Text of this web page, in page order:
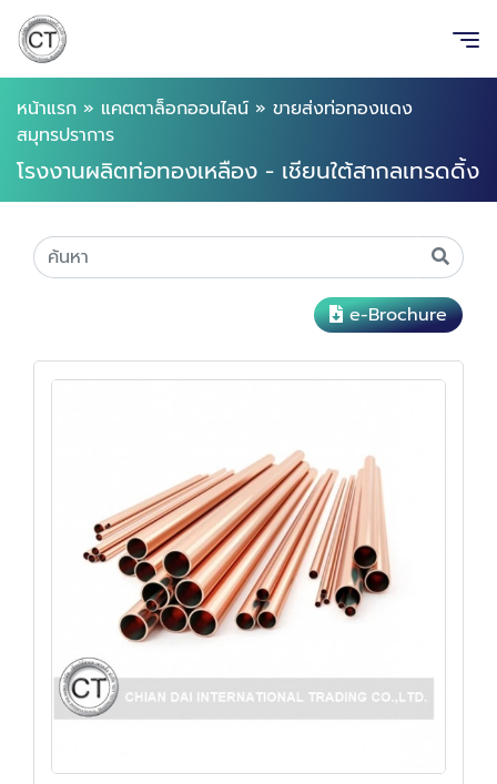
หน้าแรก » แคตตาล็อกออนไลน์ » ขายส่งท่อทองแดง
สมุทรปราการ
โรงงานผลิตท่อทองเหลือง - เชียนใต้สากลเทรดดิ้ง
e-Brochure